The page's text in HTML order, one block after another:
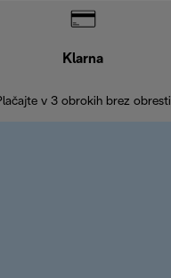
Klarna
v 3 obrokih brez obresti